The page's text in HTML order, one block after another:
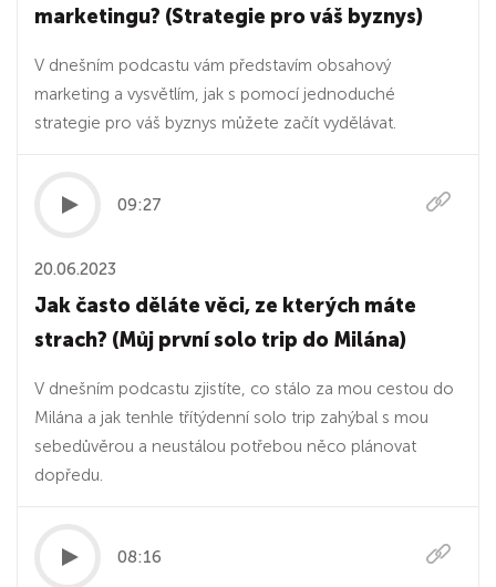
marketingu? (Strategie pro váš byznys)
V dnešním podcastu vám představím obsahový
marketing a vysvětlím, jak s pomocí jednoduché
strategie pro váš byznys můžete začít vydělávat.
09:27
20.06.2023
Jak často děláte věci, ze kterých máte
strach? (Můj první solo trip do Milána)
V dnešním podcastu zjistíte, co stálo za mou cestou do
Milána a jak tenhle třítýdenní solo trip zahýbal s mou
sebedůvěrou a neustálou potřebou něco plánovat
dopředu.
08:16